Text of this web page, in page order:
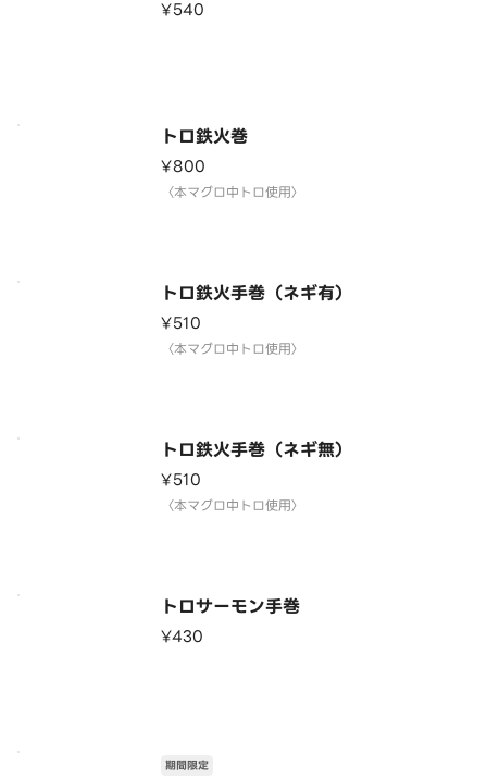
¥540
トロ鉄火巻
¥800
〈本マグロ中トロ使用〉
トロ鉄火手巻（ネギ有）
¥510
〈本マグロ中トロ使用〉
トロ鉄火手巻（ネギ無）
¥510
〈本マグロ中トロ使用〉
トロサーモン手巻
¥430
期間限定